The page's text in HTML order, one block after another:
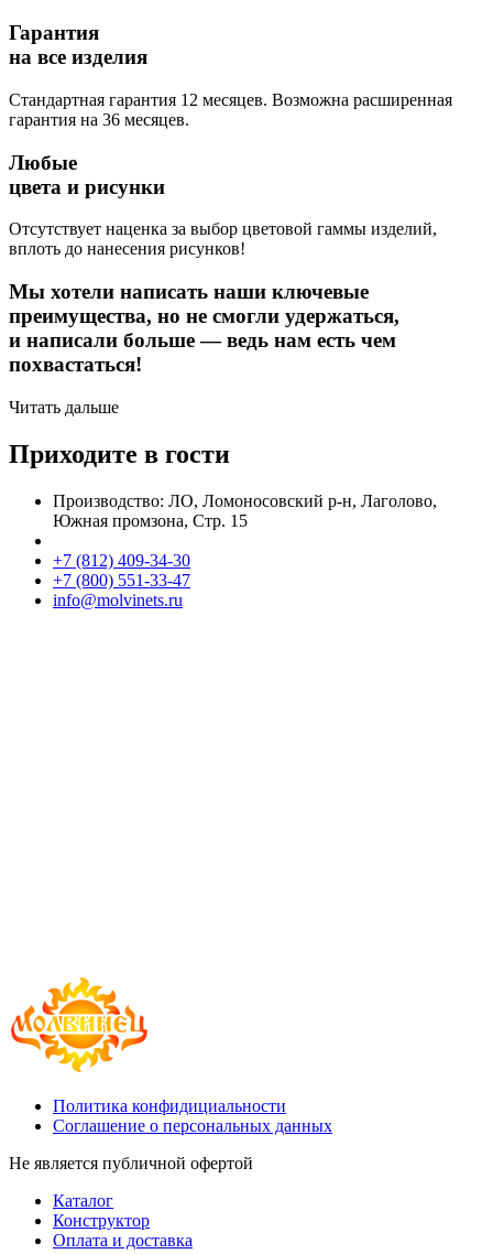
Гарантия
на все изделия
Стандартная гарантия 12 месяцев. Возможна расширенная
гарантия на 36 месяцев.
Любые
цвета и рисунки
Отсутствует наценка за выбор цветовой гаммы изделий,
вплоть до нанесения рисунков!
Мы хотели написать наши ключевые
преимущества, но не смогли удержаться,
и написали больше — ведь нам есть чем
похвастаться!
Читать дальше
Приходите в гости
Производство: ЛО, Ломоносовский р-н, Лаголово,
Южная промзона, Стр. 15
+7 (812) 409-34-30
+7 (800) 551-33-47
info@molvinets.ru
Политика конфидициальности
Соглашение о персональных данных
Не является публичной офертой
Каталог
Конструктор
Оплата и доставка